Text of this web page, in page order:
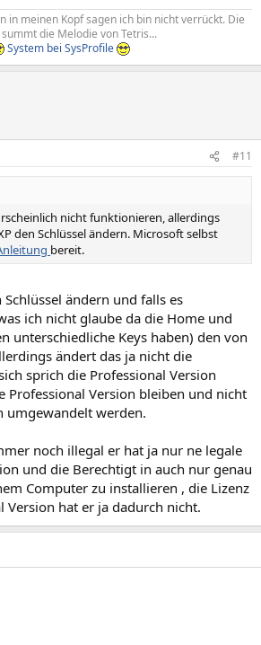
in meinen Kopf sagen ich bin nicht verrückt. Die
die Melodie von Tetris...​
System bei SysProfile
#11
nicht funktionieren, allerdings
den Schlüssel ändern. Microsoft selbst
bereit.
Schlüssel ändern und falls es
ich nicht glaube da die Home und
unterschiedliche Keys haben) den von
ändert das ja nicht die
sprich die Professional Version
Professional Version bleiben und nicht
umgewandelt werden.
noch illegal er hat ja nur ne legale
und die Berechtigt in auch nur genau
Computer zu installieren , die Lizenz
Version hat er ja dadurch nicht.